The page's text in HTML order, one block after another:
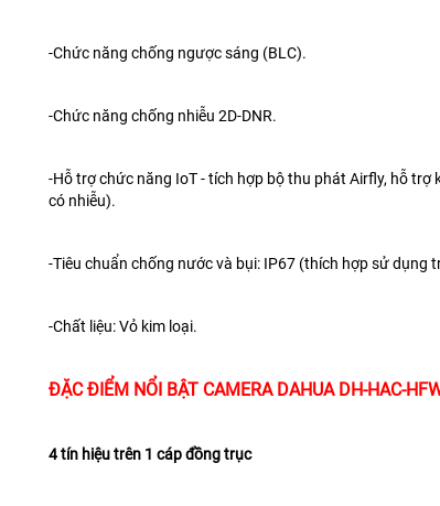
-Chức năng chống ngược sáng (BLC).
-Chức năng chống nhiễu 2D-DNR.
-Hỗ trợ chức năng IoT - tích hợp bộ thu phát Airfly, hỗ
có nhiễu).
-Tiêu chuẩn chống nước và bụi: IP67 (thích hợp sử dụng
-Chất liệu: Vỏ kim loại.
ĐẶC ĐIỂM NỔI BẬT CAMERA DAHUA DH-HAC-
4 tín hiệu trên 1 cáp đồng trục